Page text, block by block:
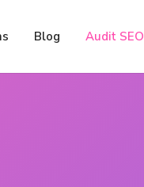
Blog Audit SEO